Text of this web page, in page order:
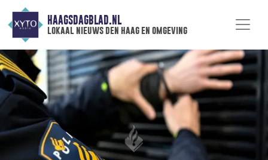
HAAGSDAGBLAD.NL
lokaal nieuws den haag en omgeving